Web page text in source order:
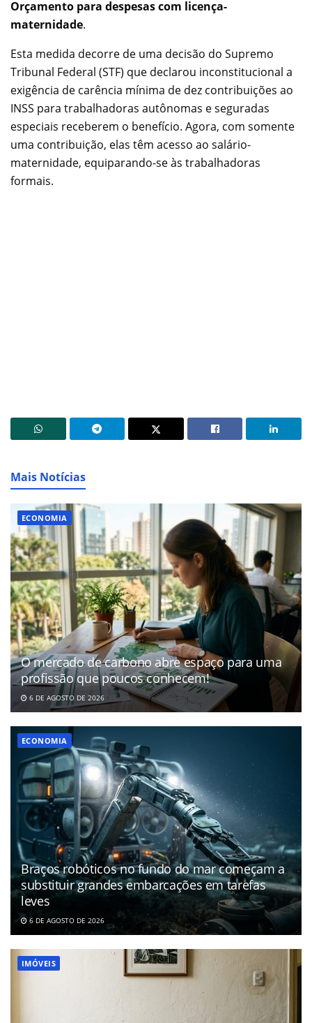
Orçamento para despesas com licença-
maternidade.
Esta medida decorre de uma decisão do Supremo
Tribunal Federal (STF) que declarou inconstitucional a
exigência de carência mínima de dez contribuições ao
INSS para trabalhadoras autônomas e seguradas
especiais receberem o benefício. Agora, com somente
uma contribuição, elas têm acesso ao salário-
maternidade, equiparando-se às trabalhadoras
formais.
Mais Notícias
ECONOMIA
O mercado de carbono abre espaço para uma
profissão que poucos conhecem!
6 DE AGOSTO DE 2026
ECONOMIA
Braços robóticos no fundo do mar começam a
substituir grandes embarcações em tarefas
leves
6 DE AGOSTO DE 2026
IMÓVEIS